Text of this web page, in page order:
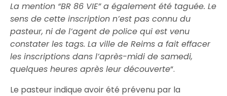
La mention “BR 86 VIE” a également été taguée. Le
sens de cette inscription n’est pas connu du
pasteur, ni de l’agent de police qui est venu
constater les tags. La ville de Reims a fait effacer
les inscriptions dans l’après-midi de samedi,
quelques heures après leur découverte“.
Le pasteur indique avoir été prévenu par la